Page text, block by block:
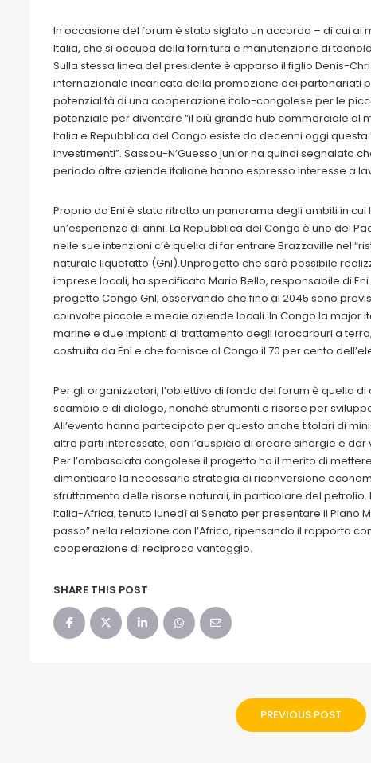
In occasione del forum è stato siglato un accordo – di cui
Italia, che si occupa della fornitura e manutenzione di
Sulla stessa linea del presidente è apparso il figlio Denis-
internazionale incaricato della promozione dei partenariati
potenzialità di una cooperazione italo-congolese per le
potenziale per diventare “il più grande hub commerciale al
Italia e Repubblica del Congo esiste da decenni oggi
investimenti”. Sassou-N’Guesso junior ha quindi segnalato
periodo altre aziende italiane hanno espresso interesse a
Proprio da Eni è stato ritratto un panorama degli ambiti in
un’esperienza di anni. La Repubblica del Congo è uno dei
nelle sue intenzioni c’è quella di far entrare Brazzaville nel
naturale liquefatto (Gnl).Unprogetto che sarà possibile
imprese locali, ha specificato Mario Bello, responsabile di
progetto Congo Gnl, osservando che fino al 2045 sono
coinvolte piccole e medie aziende locali. In Congo la major
marine e due impianti di trattamento degli idrocarburi a
costruita da Eni e che fornisce al Congo il 70 per cento
Per gli organizzatori, l’obiettivo di fondo del forum è quello
scambio e di dialogo, nonché strumenti e risorse per
All’evento hanno partecipato per questo anche titolari di
altre parti interessate, con l’auspicio di creare sinergie e
Per l’ambasciata congolese il progetto ha il merito di
dimenticare la necessaria strategia di riconversione
sfruttamento delle risorse naturali, in particolare del
Italia-Africa, tenuto lunedì al Senato per presentare il Piano
passo” nella relazione con l’Africa, ripensando il rapporto
cooperazione di reciproco vantaggio.
SHARE THIS POST
PREVIOUS POST